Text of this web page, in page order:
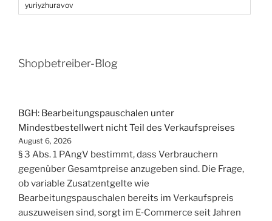
yuriyzhuravov
Shopbetreiber-Blog
BGH: Bearbeitungspauschalen unter
Mindestbestellwert nicht Teil des Verkaufspreises
August 6, 2026
§ 3 Abs. 1 PAngV bestimmt, dass Verbrauchern
gegenüber Gesamtpreise anzugeben sind. Die Frage,
ob variable Zusatzentgelte wie
Bearbeitungspauschalen bereits im Verkaufspreis
auszuweisen sind, sorgt im E‑Commerce seit Jahren